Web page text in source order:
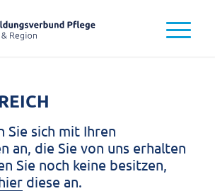
Sie sich mit Ihren
an, die Sie von uns erhalten
Sie noch keine besitzen,
diese an.